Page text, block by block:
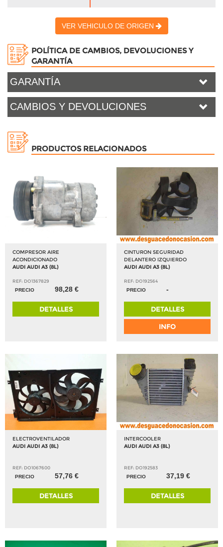
VER VEHICULO DE ORIGEN
POLÍTICA DE CAMBIOS, DEVOLUCIONES Y
GARANTÍA
GARANTÍA
CAMBIOS Y DEVOLUCIONES
PRODUCTOS RELACIONADOS
COMPRESOR AIRE
ACONDICIONADO
AUDI AUDI A3 (8L)
REF: DO1367829
PRECIO
98,28 €
DETALLES
CINTURON SEGURIDAD
DELANTERO IZQUIERDO
AUDI AUDI A3 (8L)
REF: DO192564
PRECIO
-
DETALLES
INFO
ELECTROVENTILADOR
AUDI AUDI A3 (8L)
REF: DO1067600
PRECIO
57,76 €
DETALLES
INTERCOOLER
AUDI AUDI A3 (8L)
REF: DO192583
PRECIO
37,19 €
DETALLES